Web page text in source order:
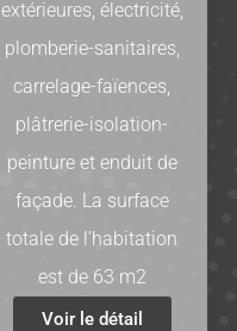
extérieures, électricité,
plomberie-sanitaires,
carrelage-faïences,
plâtrerie-isolation-
peinture et enduit de
façade. La surface
totale de l’habitation
est de 63 m2
Voir le détail